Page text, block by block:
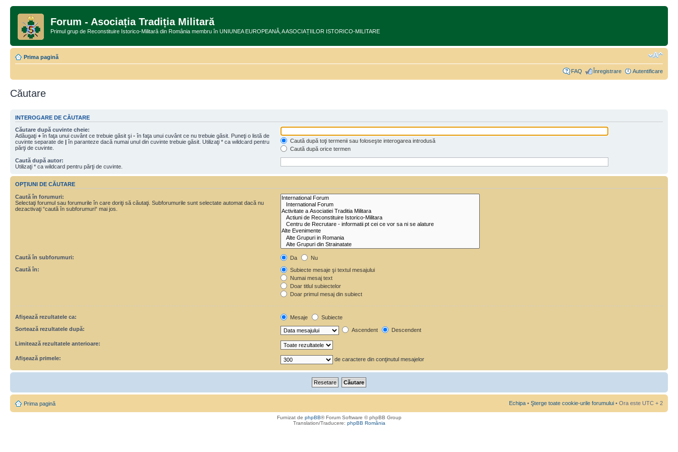
Forum - Asociația Tradiția Militară
Primul grup de Reconstituire Istorico-Militară din România membru în UNIUNEA EUROPEANĂ‚ A ASOCIAȚIILOR ISTORICO-MILITARE
Prima pagină
FAQ Înregistrare Autentificare
Căutare
INTEROGARE DE CĂUTARE
Căutare după cuvinte cheie:
Adăugaţi + în faţa unui cuvânt ce trebuie găsit şi - în faţa unui cuvânt ce nu trebuie găsit. Puneţi o listă de
cuvinte separate de | în paranteze dacă numai unul din cuvinte trebuie găsit. Utilizaţi * ca wildcard pentru
părţi de cuvinte.
Caută după toţi termenii sau foloseşte interogarea introdusă
Caută după orice termen
Caută după autor:
Utilizaţi * ca wildcard pentru părţi de cuvinte.
OPŢIUNI DE CĂUTARE
Caută în forumuri:
Selectaţi forumul sau forumurile în care doriţi să căutaţi. Subforumurile sunt selectate automat dacă nu
dezactivaţi “caută în subforumuri“ mai jos.
Caută în subforumuri: Da
Nu
Caută în:
Subiecte mesaje şi textul mesajului
Numai mesaj text
Doar titlul subiectelor
Doar primul mesaj din subiect
Afişează rezultatele ca: Mesaje
Subiecte
Sortează rezultatele după:
Ascendent Descendent
Limitează rezultatele anterioare:
Afişează primele: de caractere din conţinutul mesajelor
Prima pagină Echipa • Şterge toate cookie-urile forumului • Ora este UTC + 2
Furnizat de phpBB® Forum Software © phpBB Group
Translation/Traducere: phpBB România